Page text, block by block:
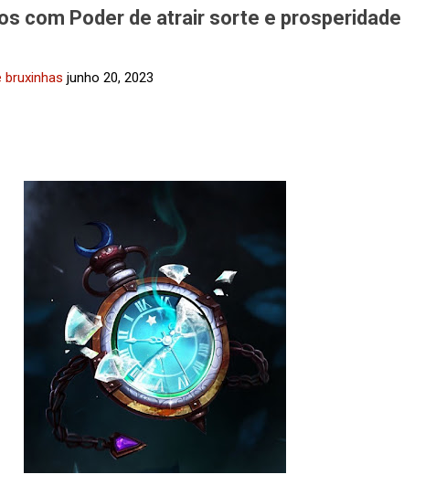
com Poder de atrair sorte e prosperidade
bruxinhas junho 20, 2023